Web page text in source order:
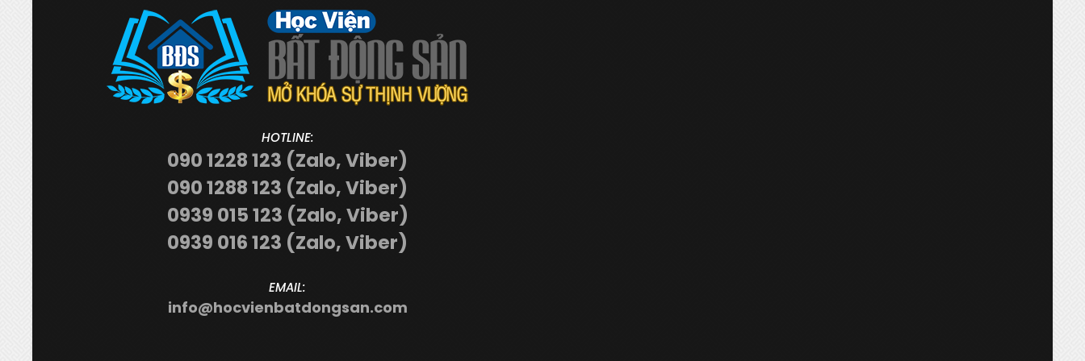
HOTLINE:
090 1228 123 (Zalo, Viber)
090 1288 123 (Zalo, Viber)
0939 015 123 (Zalo, Viber)
0939 016 123 (Zalo, Viber)
EMAIL:
info@hocvienbatdongsan.com